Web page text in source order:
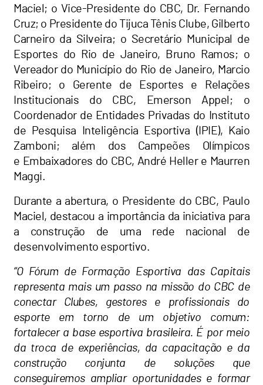
Maciel; o Vice-Presidente do CBC, Dr. Fernando
Cruz; o Presidente do Tijuca Tênis Clube, Gilberto
Carneiro da Silveira; o Secretário Municipal de
Esportes do Rio de Janeiro, Bruno Ramos; o
Vereador do Município do Rio de Janeiro, Marcio
Ribeiro; o Gerente de Esportes e Relações
Institucionais do CBC, Emerson Appel; o
Coordenador de Entidades Privadas do Instituto
de Pesquisa Inteligência Esportiva (IPIE), Kaio
Zamboni; além dos Campeões Olímpicos
e Embaixadores do CBC, André Heller e Maurren
Maggi.
Durante a abertura, o Presidente do CBC, Paulo
Maciel, destacou a importância da iniciativa para
a construção de uma rede nacional de
desenvolvimento esportivo.
“O Fórum de Formação Esportiva das Capitais
representa mais um passo na missão do CBC de
conectar Clubes, gestores e profissionais do
esporte em torno de um objetivo comum:
fortalecer a base esportiva brasileira. É por meio
da troca de experiências, da capacitação e da
construção conjunta de soluções que
conseguiremos ampliar oportunidades e formar